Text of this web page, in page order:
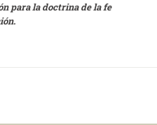
para la doctrina de la fe